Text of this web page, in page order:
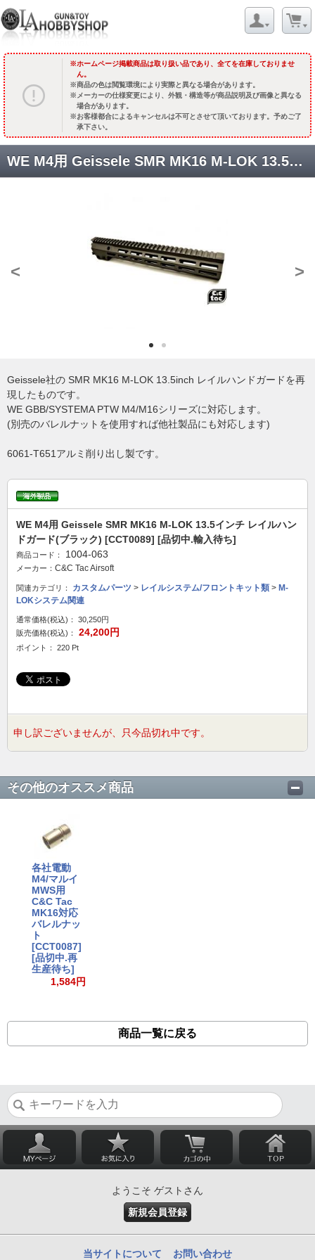
ホームページ掲載商品は取り扱い品であり、全てを在庫しておりませ
ん。
商品の色は閲覧環境により実際と異なる場合があります。
メーカーの仕様変更により、外観・構造等が商品説明及び画像と異なる
場合があります。
お客様都合によるキャンセルは不可とさせて頂いております。予めご了
承下さい。
WE M4用 Geissele SMR MK16 M-LOK 13.5インチ レイルハンドガード(ブラック) [CCT0089] [品切中.輸入待ち]
< >
Geissele社の SMR MK16 M-LOK 13.5inch レイルハンドガードを再
現したものです。
WE GBB/SYSTEMA PTW M4/M16シリーズに対応します。
(別売のバレルナットを使用すれば他社製品にも対応します)
6061-T651アルミ削り出し製です。
WE M4用 Geissele SMR MK16 M-LOK 13.5インチ レイルハン
ドガード(ブラック) [CCT0089] [品切中.輸入待ち]
商品コード： 1004-063
メーカー： C&C Tac Airsoft
関連カテゴリ： カスタムパーツ > レイルシステム/フロントキット類 > M-
LOKシステム関連
通常価格(税込)：
30,250円
販売価格(税込)：
24,200円
ポイント： 220 Pt
申し訳ございませんが、只今品切れ中です。
その他のオススメ商品
各社電動
M4/マルイ
MWS用
C&C Tac
MK16対応
バレルナッ
ト
[CCT0087]
[品切中.再
生産待ち]
1,584円
商品一覧に戻る
ようこそ ゲストさん
新規会員登録
当サイトについて お問い合わせ